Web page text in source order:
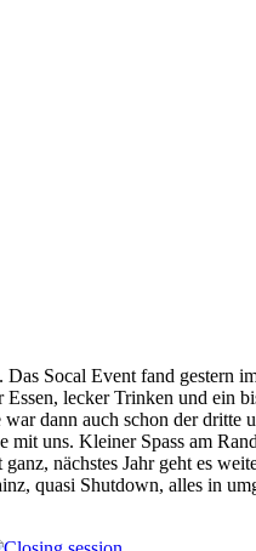
Socal Event fand
lecker Trinken und ein
dann auch schon der dritte
uns. Kleiner Spass am
nächstes Jahr geht es
quasi Shutdown, alles in